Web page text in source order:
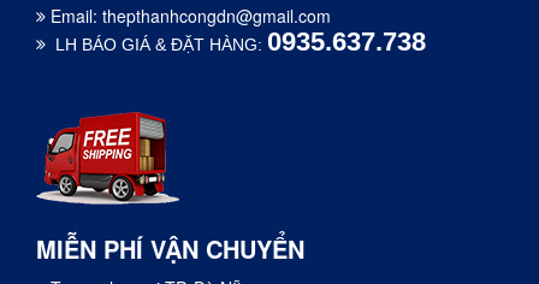
Email: thepthanhcongdn@gmail.com
LH BÁO GIÁ & ĐẶT HÀNG: 0935.637.738
MIỄN PHÍ VẬN CHUYỂN